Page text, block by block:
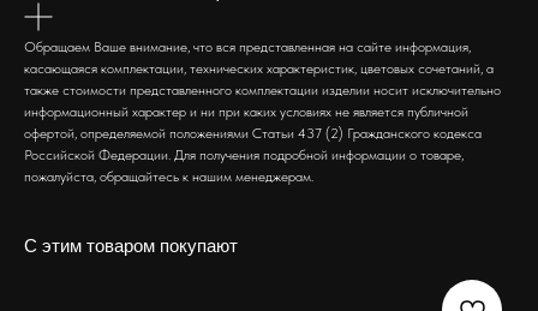
Обращаем Ваше внимание, что вся представленная на сайте информация,
касающаяся комплектации, технических характеристик, цветовых сочетаний, а
также стоимости представленного комплектации изделии носит исключительно
информационный характер и ни при каких условиях не является публичной
офертой, определяемой положениями Статьи 437 (2) Гражданского кодекса
Российской Федерации. Для получения подробной информации о товаре,
пожалуйста, обращайтесь к нашим менеджерам.
С этим товаром покупают